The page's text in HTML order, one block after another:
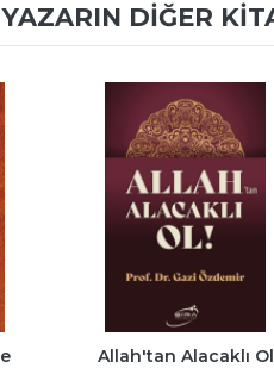
YAZARIN DIĞER
Allah'tan Alacaklı Ol